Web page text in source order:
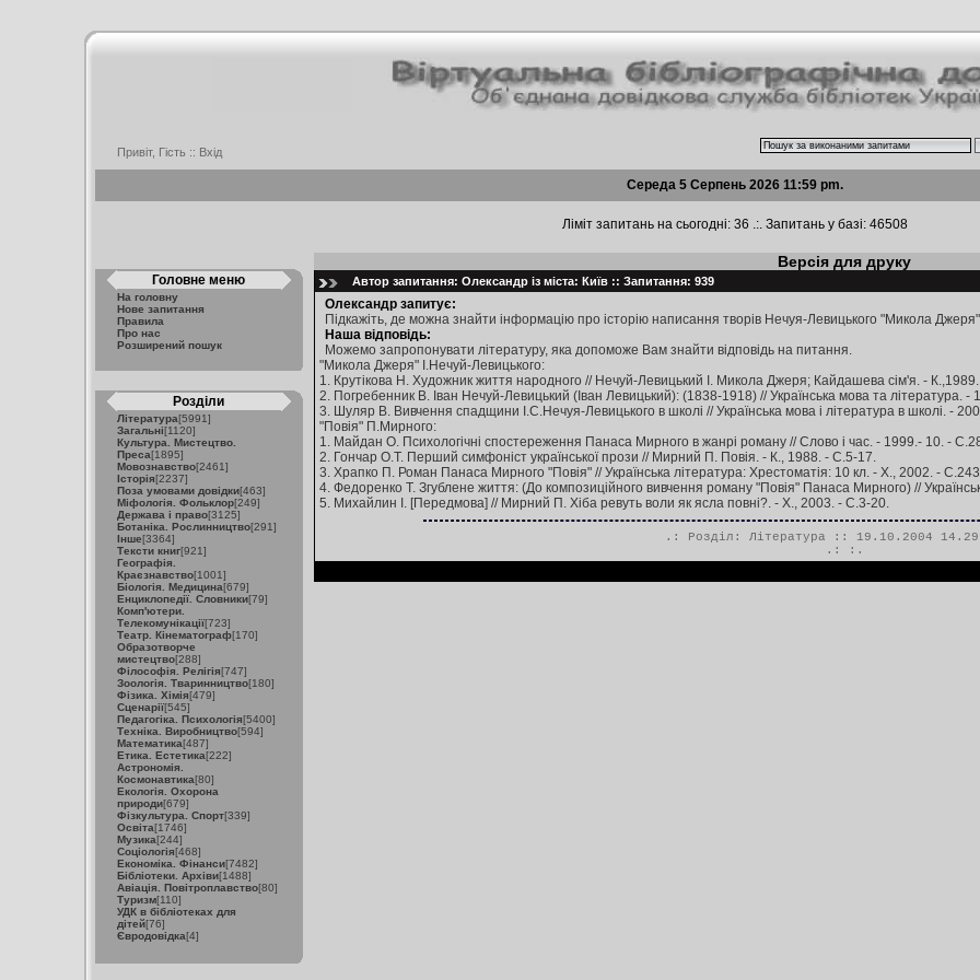
Привіт, Гість :: Вхід
Середа 5 Серпень 2026 11:59 pm.
Ліміт запитань на сьогодні: 36 .:. Запитань у базі: 46508
Головне меню
На головну
Нове запитання
Правила
Про нас
Розширений пошук
Розділи
Література[5991]
Загальні[1120]
Культура. Мистецтво.
Преса[1895]
Мовознавство[2461]
Історія[2237]
Поза умовами довідки[463]
Міфологія. Фольклор[249]
Держава і право[3125]
Ботаніка. Рослинництво[291]
Інше[3364]
Тексти книг[921]
Географія.
Краєзнавство[1001]
Біологія. Медицина[679]
Енциклопедії. Словники[79]
Комп'ютери.
Телекомунікації[723]
Театр. Кінематограф[170]
Образотворче
мистецтво[288]
Філософія. Релігія[747]
Зоологія. Тваринництво[180]
Фізика. Хімія[479]
Сценарії[545]
Педагогіка. Психологія[5400]
Техніка. Виробництво[594]
Математика[487]
Етика. Естетика[222]
Астрономія.
Космонавтика[80]
Екологія. Охорона
природи[679]
Фізкультура. Спорт[339]
Освіта[1746]
Музика[244]
Соціологія[468]
Економіка. Фінанси[7482]
Бібліотеки. Архіви[1488]
Авіація. Повітроплавство[80]
Туризм[110]
УДК в бібліотеках для
дітей[76]
Євродовідка[4]
Версія для друку
Автор запитання: Олександр із міста: Київ :: Запитання: 939
Олександр запитує:
Підкажіть, де можна знайти інформацію про історію написання творів Нечуя-Левицького "Микола
Наша відповідь:
Можемо запропонувати літературу, яка допоможе Вам знайти відповідь на питання.
"Микола Джеря" І.Нечуй-Левицького:
1. Крутікова Н. Художник життя народного // Нечуй-Левицький І. Микола Джеря; Кайдашева сім'я. -
2. Погребенник В. Іван Нечуй-Левицький (Іван Левицький): (1838-1918) // Українська мова та література.
3. Шуляр В. Вивчення спадщини І.С.Нечуя-Левицького в школі // Українська мова і література в школі. -
"Повія" П.Мирного:
1. Майдан О. Психологічні спостереження Панаса Мирного в жанрі роману // Слово і час. - 1999.- 10. -
2. Гончар О.Т. Перший симфоніст української прози // Мирний П. Повія. - К., 1988. - С.5-17.
3. Храпко П. Роман Панаса Мирного "Повія" // Українська література: Хрестоматія: 10 кл. - Х., 2002. -
4. Федоренко Т. Згублене життя: (До композиційного вивчення роману "Повія" Панаса Мирного) //
5. Михайлин І. [Передмова] // Мирний П. Хіба ревуть воли як ясла повні?. - Х., 2003. - С.3-20.
.: Розділ: Література :: 19.10.2004
.:
:.